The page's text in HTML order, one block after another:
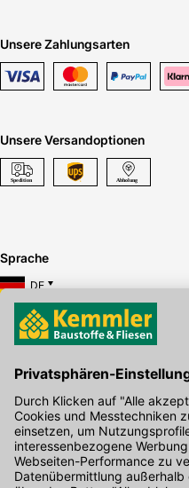
Unsere Zahlungsarten
Unsere Versandoptionen
Sprache
DE
Hier gibt's die kostenlose App